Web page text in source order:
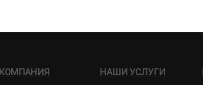
КОМПАНИЯ НАШИ УСЛУГИ